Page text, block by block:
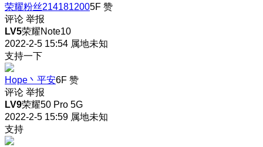
荣耀粉丝2141812005F 赞
评论 举报
LV5荣耀Note10
2022-2-5 15:54 属地未知
支持一下
Hope丶平安6F 赞
评论 举报
LV9荣耀50 Pro 5G
2022-2-5 15:59 属地未知
支持